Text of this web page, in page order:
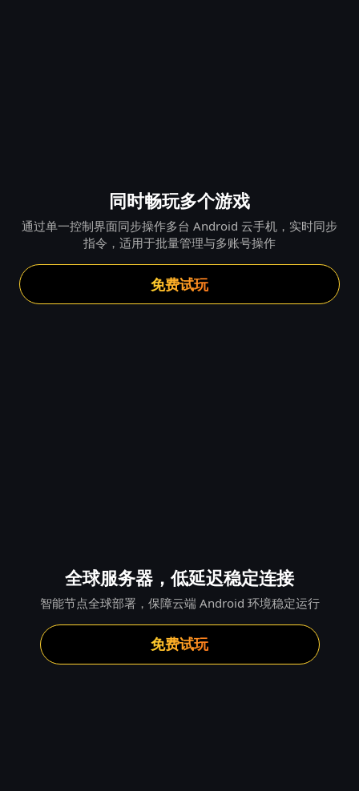
同时畅玩多个游戏
通过单一控制界面同步操作多台 Android 云手机，实时同步
指令，适用于批量管理与多账号操作
免费试玩
全球服务器，低延迟稳定连接
智能节点全球部署，保障云端 Android 环境稳定运行
免费试玩